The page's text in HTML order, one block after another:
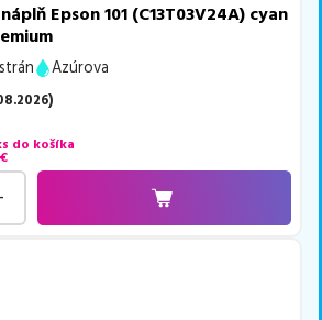
Epson 101 (C13T03V24A) cyan
Azúrova
)
do košíka
€